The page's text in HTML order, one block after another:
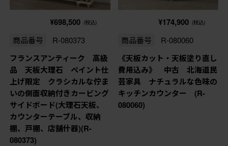
¥698,500 (税込)
商品番号 R-080373
フランスアンティーク 高級
品 天板大理石 ペイント仕
上げ限定 クラシカルな佇ま
いの側面収納付きカービング
サイドボード(大理石天板、
カウンターテーブル、収納
棚、戸棚、店舗什器)(R-
080373)
¥174,900 (税込)
商品番号 R-080060
《天板カット・天板塗り直し
費用込み》 中古 北海道民
芸家具 ナチュラルな色味の
キッチンカウンター (R-
080060)